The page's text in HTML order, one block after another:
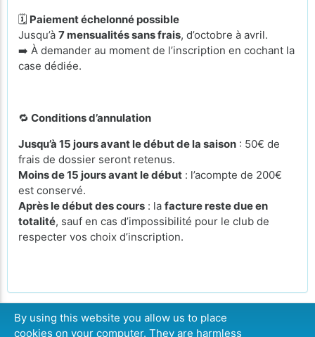
🗓️ Paiement échelonné possible
Jusqu’à 7 mensualités sans frais, d’octobre à avril.
➡️ À demander au moment de l’inscription en cochant la
case dédiée.
🔁 Conditions d’annulation
Jusqu’à 15 jours avant le début de la saison : 50€ de
frais de dossier seront retenus.
Moins de 15 jours avant le début : l’acompte de 200€
est conservé.
Après le début des cours : la facture reste due en
totalité, sauf en cas d’impossibilité pour le club de
respecter vos choix d’inscription.
By using this website you allow us to place
cookies on your computer. They are harmless